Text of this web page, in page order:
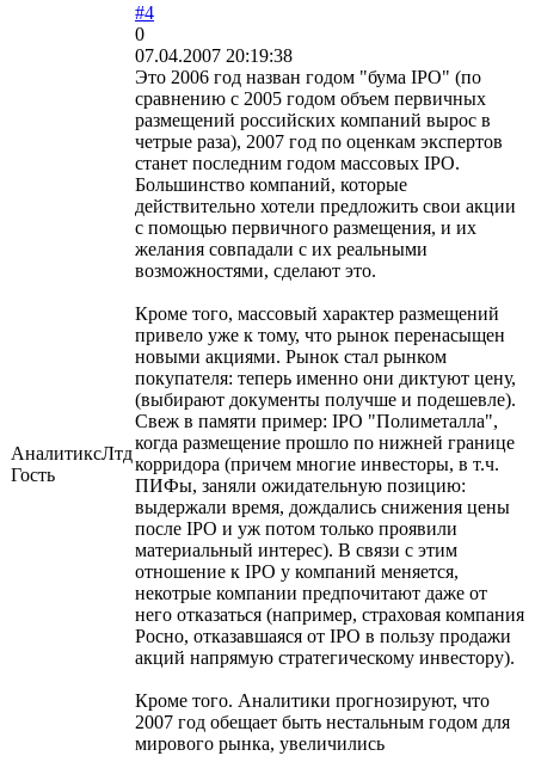
АналитиксЛтд
Гость
#4
0
07.04.2007 20:19:38
Это 2006 год назван годом "бума IPO" (по
сравнению с 2005 годом объем первичных
размещений российских компаний вырос в
четрые раза), 2007 год по оценкам экспертов
станет последним годом массовых IPO.
Большинство компаний, которые
действительно хотели предложить свои акции
с помощью первичного размещения, и их
желания совпадали с их реальными
возможностями, сделают это.
Кроме того, массовый характер размещений
привело уже к тому, что рынок перенасыщен
новыми акциями. Рынок стал рынком
покупателя: теперь именно они диктуют цену,
(выбирают документы получше и подешевле).
Свеж в памяти пример: IPO "Полиметалла",
когда размещение прошло по нижней границе
корридора (причем многие инвесторы, в т.ч.
ПИФы, заняли ожидательную позицию:
выдержали время, дождались снижения цены
после IPO и уж потом только проявили
материальный интерес). В связи с этим
отношение к IPO у компаний меняется,
некотрые компании предпочитают даже от
него отказаться (например, страховая компания
Росно, отказавшаяся от IPO в пользу продажи
акций напрямую стратегическому инвестору).
Кроме того. Аналитики прогнозируют, что
2007 год обещает быть нестальным годом для
мирового рынка, увеличились